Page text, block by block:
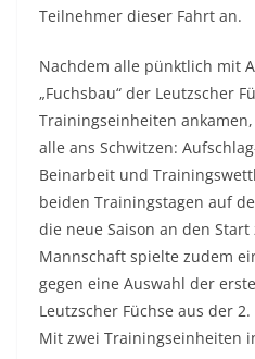
Teilnehmer dieser Fahrt an.
Nachdem alle pünktlich mit
„Fuchsbau“ der Leutzscher
Trainingseinheiten
alle ans Schwitzen:
Beinarbeit und
beiden Trainingstagen auf
die neue Saison an den
Mannschaft spielte zudem
gegen eine Auswahl der
Leutzscher Füchse aus der
Mit zwei Trainingseinheiten